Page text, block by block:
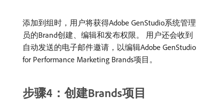
添加到组时，用户将获得Adobe GenStudio系统管理
员的Brand创建、编辑和发布权限。 用户还会收到
自动发送的电子邮件邀请，以编辑Adobe GenStudio
for Performance Marketing Brands项目。
步骤4：创建Brands项目